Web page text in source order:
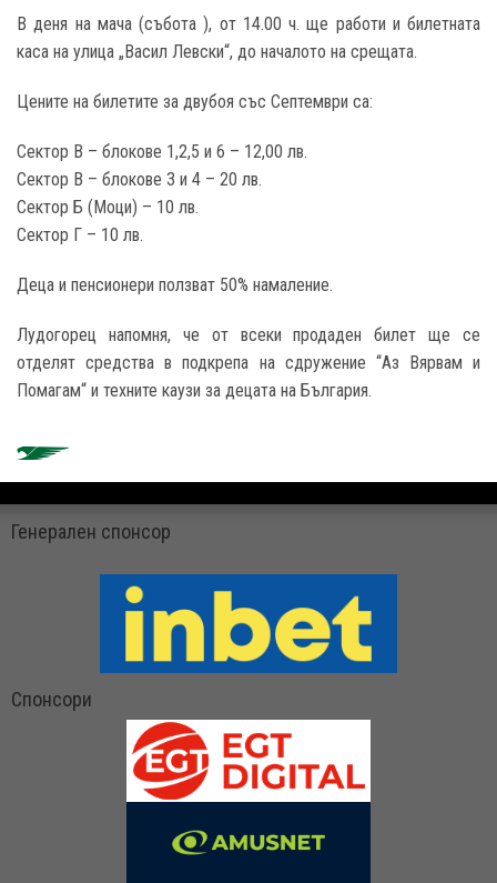
В деня на мача (събота ), от 14.00 ч. ще работи и билетната
каса на улица „Васил Левски“, до началото на срещата.
Цените на билетите за двубоя със Септември са:
Сектор В – блокове 1,2,5 и 6 – 12,00 лв.
Сектор В – блокове 3 и 4 – 20 лв.
Сектор Б (Моци) – 10 лв.
Сектор Г – 10 лв.
Деца и пенсионери ползват 50% намаление.
Лудогорец напомня, че от всеки продаден билет ще се
отделят средства в подкрепа на сдружение “Аз Вярвам и
Помагам“ и техните каузи за децата на България.
Генерален спонсор
Спонсори